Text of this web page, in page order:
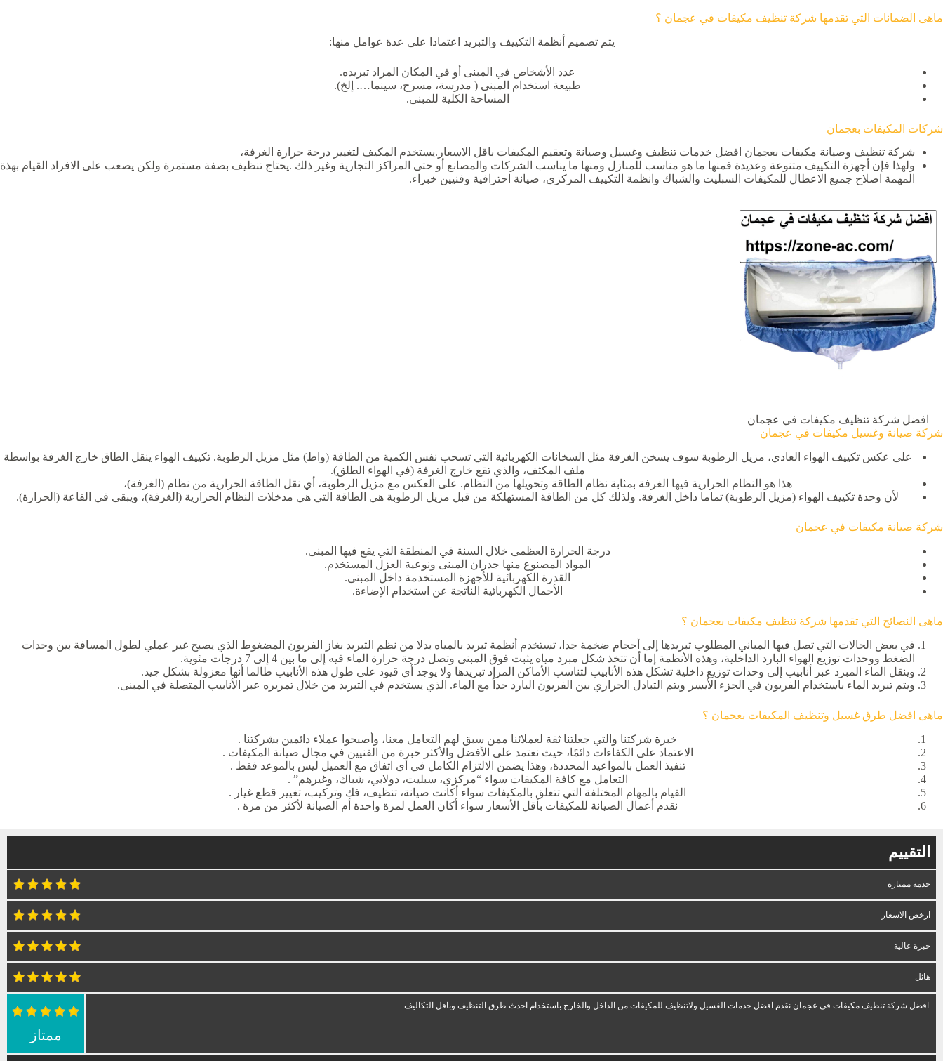
ماهى الضمانات التي تقدمها شركة تنظيف مكيفات في عجمان ؟
يتم تصميم أنظمة التكييف والتبريد اعتمادا على عدة عوامل منها:
عدد الأشخاص في المبنى أو في المكان المراد تبريده.
طبيعة استخدام المبنى ( مدرسة، مسرح، سينما…. إلخ).
المساحة الكلية للمبنى.
شركات المكيفات بعجمان
شركة تنظيف وصيانة مكيفات بعجمان افضل خدمات تنظيف وغسيل وصيانة وتعقيم المكيفات باقل الاسعار.يستخدم المكيف لتغيير درجة حرارة الغرفة،
ولهذا فإن أجهزة التكييف متنوعة وعديدة فمنها ما هو مناسب للمنازل ومنها ما يناسب الشركات والمصانع أو حتى المراكز التجارية وغير ذلك .يحتاج تنظيف بصفة مستمرة ولكن يصعب على الافراد القيام بهذة
المهمة اصلاح جميع الاعطال للمكيفات السبليت والشباك وانظمة التكييف المركزي، صيانة احترافية وفنيين خبراء.
افضل شركة تنظيف مكيفات في عجمان
شركة صيانة وغسيل مكيفات في عجمان
على عكس تكييف الهواء العادي، مزيل الرطوبة سوف يسخن الغرفة مثل السخانات الكهربائية التي تسحب نفس الكمية من الطاقة (واط) مثل مزيل الرطوبة. تكييف الهواء ينقل الطاق خارج الغرفة بواسطة
ملف المكثف، والذي تقع خارج الغرفة (في الهواء الطلق).
هذا هو النظام الحرارية فيها الغرفة بمثابة نظام الطاقة وتحويلها من النظام. على العكس مع مزيل الرطوبة، أي نقل الطاقة الحرارية من نظام (الغرفة)،
لأن وحدة تكييف الهواء (مزيل الرطوبة) تماما داخل الغرفة. ولذلك كل من الطاقة المستهلكة من قبل مزيل الرطوبة هي الطاقة التي هي مدخلات النظام الحرارية (الغرفة)، ويبقى في القاعة (الحرارة).
شركة صيانة مكيفات في عجمان
درجة الحرارة العظمى خلال السنة في المنطقة التي يقع فيها المبنى.
المواد المصنوع منها جدران المبنى ونوعية العزل المستخدم.
القدرة الكهربائية للأجهزة المستخدمة داخل المبنى.
الأحمال الكهربائية الناتجة عن استخدام الإضاءة.
ماهى النصائح التي تقدمها شركة تنظيف مكيفات بعجمان ؟
في بعض الحالات التي تصل فيها المباني المطلوب تبريدها إلى أحجام ضخمة جدا، تستخدم أنظمة تبريد بالمياه بدلا من نظم التبريد بغاز الفريون المضغوط الذي يصبح غير عملي لطول المسافة بين وحدات
الضغط ووحدات توزيع الهواء البارد الداخلية، وهذه الأنظمة إما أن تتخذ شكل مبرد مياه يثبت فوق المبنى وتصل درجة حرارة الماء فيه إلى ما بين 4 إلى 7 درجات مئوية.
وينقل الماء المبرد عبر أنابيب إلى وحدات توزيع داخلية تشكل هذه الأنابيب لتناسب الأماكن المراد تبريدها ولا يوجد أي قيود على طول هذه الأنابيب طالما أنها معزولة بشكل جيد.
ويتم تبريد الماء باستخدام الفريون في الجزء الأيسر ويتم التبادل الحراري بين الفريون البارد جداُ مع الماء. الذي يستخدم في التبريد من خلال تمريره عبر الأنابيب المتصلة في المبنى.
ماهى افضل طرق غسيل وتنظيف المكيفات بعجمان ؟
خبرة شركتنا والتي جعلتنا ثقة لعملائنا ممن سبق لهم التعامل معنا، وأصبحوا عملاء دائمين بشركتنا .
الاعتماد على الكفاءات دائمًا، حيث نعتمد على الأفضل والأكثر خبرة من الفنيين في مجال صيانة المكيفات .
تنفيذ العمل بالمواعيد المحددة، وهذا يضمن الالتزام الكامل في أي اتفاق مع العميل ليس بالموعد فقط .
التعامل مع كافة المكيفات سواء “مركزي، سبليت، دولابي، شباك، وغيرهم” .
القيام بالمهام المختلفة التي تتعلق بالمكيفات سواء أكانت صيانة، تنظيف، فك وتركيب، تغيير قطع غيار .
نقدم أعمال الصيانة للمكيفات بأقل الأسعار سواء أكان العمل لمرة واحدة أم الصيانة لأكثر من مرة .
التقييم
خدمة ممتازة
ارخص الاسعار
خبرة عالية
هائل
ممتاز
افضل شركة تنظيف مكيفات في عجمان نقدم افضل خدمات الغسيل ولاتنظيف للمكيفات من الداخل والخارج باستخدام احدث طرق التنظيف وباقل التكاليف